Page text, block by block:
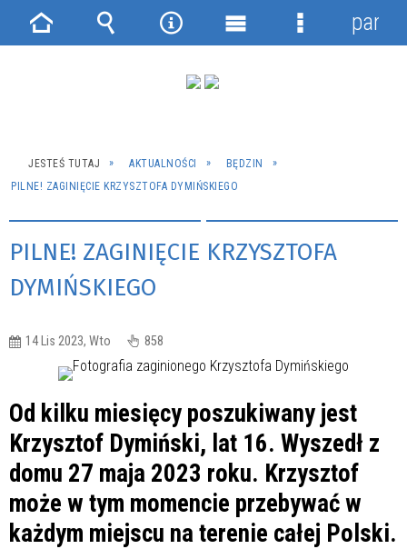
JESTEŚ TUTAJ AKTUALNOŚCI
BĘDZIN
PILNE! ZAGINIĘCIE KRZYSZTOFA DYMIŃSKIEGO
PILNE! ZAGINIĘCIE KRZYSZTOFA
DYMIŃSKIEGO
14 Lis 2023, Wto 858
Od kilku miesięcy poszukiwany jest
Krzysztof Dymiński, lat 16. Wyszedł z
domu 27 maja 2023 roku. Krzysztof
może w tym momencie przebywać w
każdym miejscu na terenie całej Polski.
Strona Wyszukiwarka
NarzędziaMenu
Menu
panel